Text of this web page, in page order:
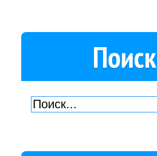
Поиск